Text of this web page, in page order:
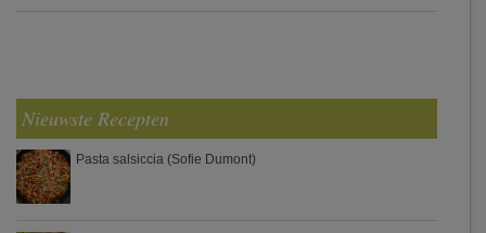
Nieuwste Recepten
Pasta salsiccia (Sofie Dumont)